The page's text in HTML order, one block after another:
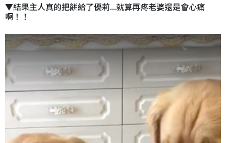
▼結果主人真的把餅給了優莉...就算再疼老婆還是會心痛
啊！！